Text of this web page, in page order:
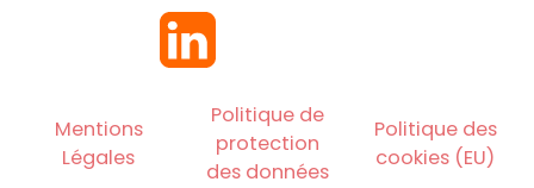
Mentions
Légales
Politique de
protection
des données
Politique des
cookies (EU)